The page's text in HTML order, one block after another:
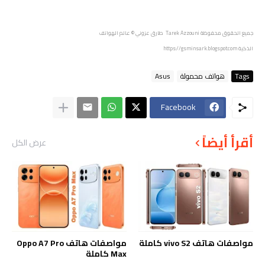
جميع الحقوق محفوظةTarek Azzouni طارق عزوني
© عالم الهواتف
الذكيةhttps://gsminsark.blogspot.com
Tags هواتف محمولة Asus
Facebook
أقرأ أيضاً عرض الكل
مواصفات هاتف vivo S2 كاملة مواصفات هاتف Oppo A7 Pro
Max كاملة